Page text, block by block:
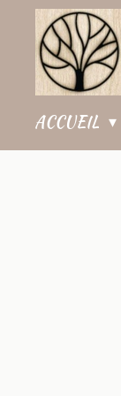
Passer
contenu
principal
ACCUEIL